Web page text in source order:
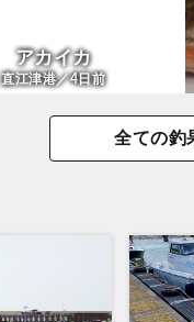
アカイカ
直江津港／4日前
全ての釣